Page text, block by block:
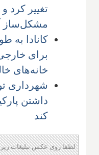
تغییر کرد
مشکل‌ساز
کانادا به
برای
خانه‌های
شهرداری
داشتن
کند
لطفا روی عکس تبلیغات